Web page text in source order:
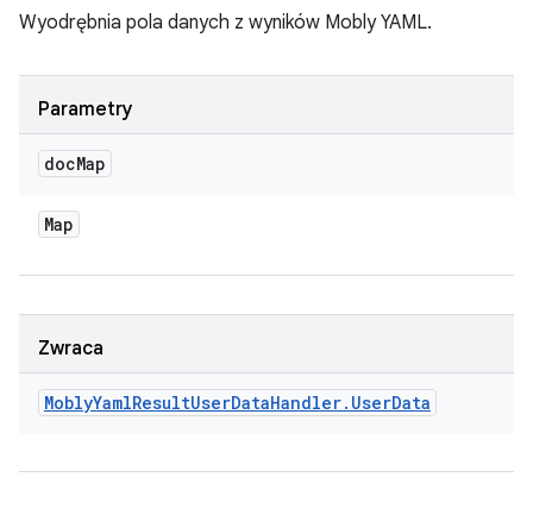
Wyodrębnia pola danych z wyników Mobly YAML.
Parametry
docMap
Map
Zwraca
MoblyYamlResultUserDataHandler. UserData